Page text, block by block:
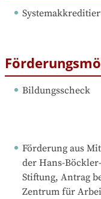
Bildungsscheck
Förderung aus
der Hans-Böckler-
Stiftung, Antrag
Zentrum für